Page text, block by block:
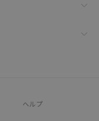
ヘルプ